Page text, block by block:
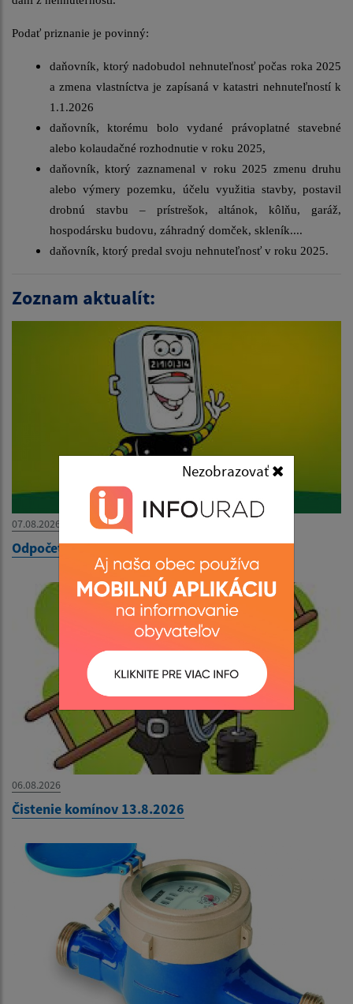
Nezobrazovať
Podať priznanie je povinný:
daňovník, ktorý nadobudol nehnuteľnosť počas roka 2025
a zmena vlastníctva je zapísaná v katastri nehnuteľností k
1.1.2026
daňovník, ktorému bolo vydané právoplatné stavebné
alebo kolaudačné rozhodnutie v roku 2025,
daňovník, ktorý zaznamenal v roku 2025 zmenu druhu
alebo výmery pozemku, účelu využitia stavby, postavil
drobnú stavbu – prístrešok, altánok, kôlňu, garáž,
hospodársku budovu, záhradný domček, skleník....
daňovník, ktorý predal svoju nehnuteľnosť v roku 2025.
Zoznam aktualít:
07.08.2026
Odpočet elektromerov 7.8.2026
06.08.2026
Čistenie komínov 13.8.2026